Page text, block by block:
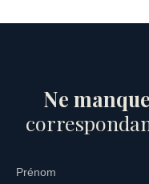
Ne
Prénom